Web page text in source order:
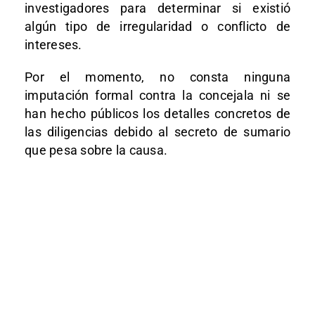
investigadores para determinar si existió
algún tipo de irregularidad o conflicto de
intereses.
Por el momento, no consta ninguna
imputación formal contra la concejala ni se
han hecho públicos los detalles concretos de
las diligencias debido al secreto de sumario
que pesa sobre la causa.